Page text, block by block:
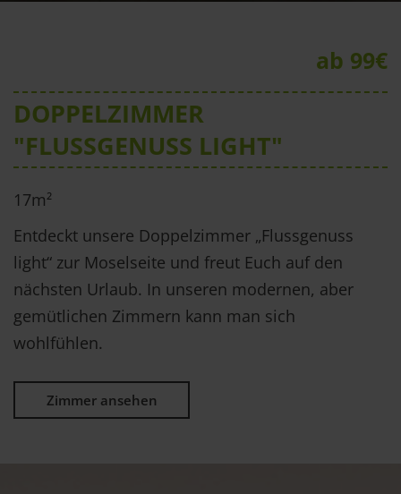
ab 99€
DOPPELZIMMER
"FLUSSGENUSS LIGHT"
17m²
Entdeckt unsere Doppelzimmer „Flussgenuss
light“ zur Moselseite und freut Euch auf den
nächsten Urlaub. In unseren modernen, aber
gemütlichen Zimmern kann man sich
wohlfühlen.
Zimmer ansehen